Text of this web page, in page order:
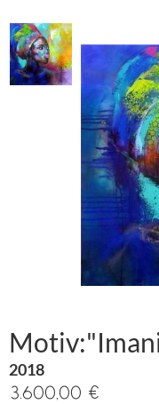
2018
3.600,00 €